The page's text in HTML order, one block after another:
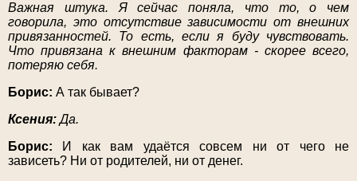
Важная штука. Я сейчас поняла, что то, о чем
говорила, это отсутствие зависимости от внешних
привязанностей. То есть, если я буду чувствовать.
Что привязана к внешним факторам - скорее всего,
потеряю себя.
Борис: А так бывает?
Ксения:Да.
Борис: И как вам удаётся совсем ни от чего не
зависеть? Ни от родителей, ни от денег.